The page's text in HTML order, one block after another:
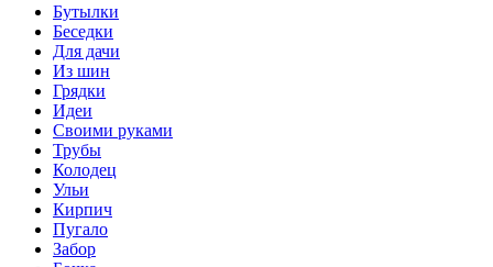
Бутылки
Беседки
Для дачи
Из шин
Грядки
Идеи
Своими руками
Трубы
Колодец
Ульи
Кирпич
Пугало
Забор